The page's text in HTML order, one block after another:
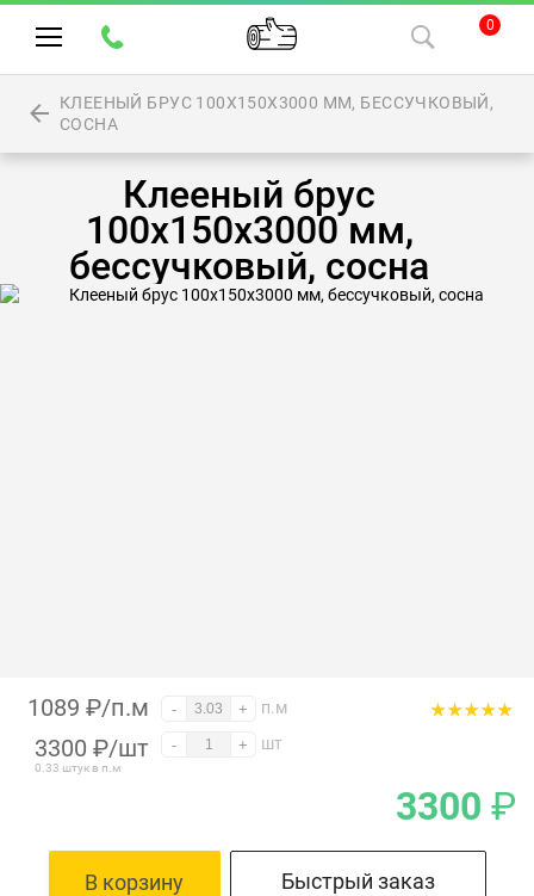
0
КЛЕЕНЫЙ БРУС 100Х150Х3000 ММ, БЕССУЧКОВЫЙ,
СОСНА
Клееный брус
100х150х3000 мм,
бессучковый, сосна
1089 ₽/п.м - + п.м
3300 ₽/шт
0.33 штук в п.м
- + шт
3300 ₽
В корзину Быстрый заказ